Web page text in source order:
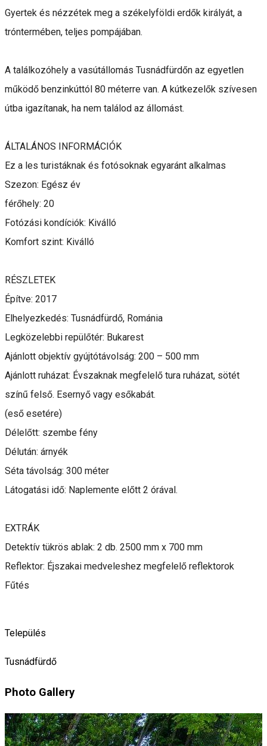
Gyertek és nézzétek meg a székelyföldi erdők királyát, a
tróntermében, teljes pompájában.
A találkozóhely a vasútállomás Tusnádfürdőn az egyetlen
működő benzinkúttól 80 méterre van. A kútkezelők szívesen
útba igazítanak, ha nem találod az állomást.
ÁLTALÁNOS INFORMÁCIÓK
Ez a les turistáknak és fotósoknak egyaránt alkalmas
Szezon: Egész év
férőhely: 20
Fotózási kondíciók: Kiválló
Komfort szint: Kiválló
RÉSZLETEK
Építve: 2017
Elhelyezkedés: Tusnádfürdő, Románia
Legközelebbi repülőtér: Bukarest
Ajánlott objektív gyújtótávolság: 200 – 500 mm
Ajánlott ruházat: Évszaknak megfelelő tura ruházat, sötét
színű felső. Esernyő vagy esőkabát.
(eső esetére)
Délelőtt: szembe fény
Délután: árnyék
Séta távolság: 300 méter
Látogatási idő: Naplemente előtt 2 órával.
EXTRÁK
Detektív tükrös ablak: 2 db. 2500 mm x 700 mm
Reflektor: Éjszakai medveleshez megfelelő reflektorok
Fűtés
Település
Tusnádfürdő
Photo Gallery